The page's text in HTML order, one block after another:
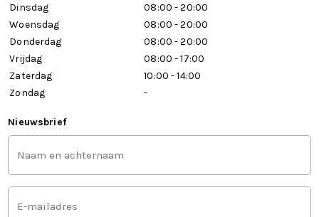
Traffic Sign Recognition, Driver Alert en Wrong
Way Alert
Wide-view achteruitrijcamera - projectie van
de omgeving achter de auto in navigatiescherm
WiFi voorbereiding
Zwarte hemelbekleding
Dinsdag
08:00 - 20:00
Woensdag
08:00 - 20:00
Donderdag
08:00 - 20:00
Vrijdag
08:00 - 17:00
Zaterdag
10:00 - 14:00
Zondag
-
Nieuwsbrief
Voor-
en
achternaam
(Vereist)
Mailadres
(Vereist)